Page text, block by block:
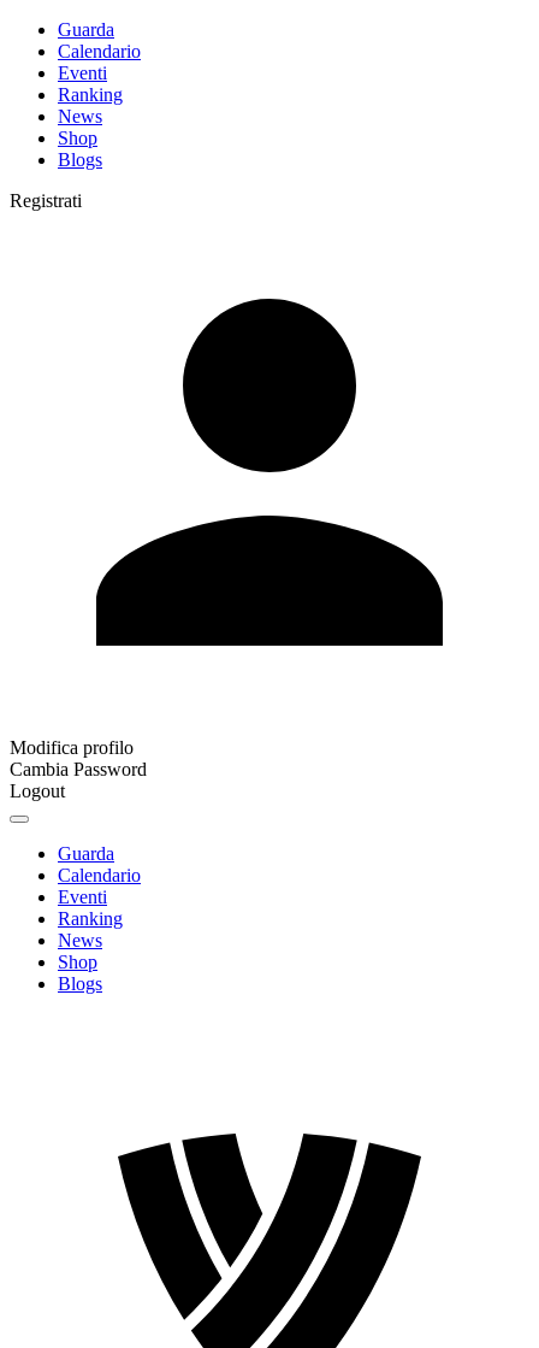
Guarda
Calendario
Eventi
Ranking
News
Shop
Blogs
Registrati
Modifica profilo
Cambia Password
Logout
Guarda
Calendario
Eventi
Ranking
News
Shop
Blogs